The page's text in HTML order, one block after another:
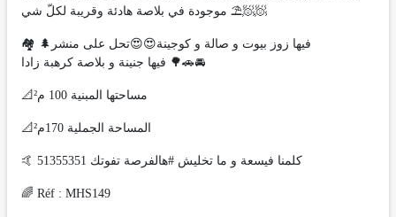
⛱️ موجودة في بلاصة هادئة وقريبة لكلّ شي🧖🧖
🏘 فيها زوز بيوت و صالة و كوجينة😍😍تحل على منشر🌲
🌳 فيها جنينة و بلاصة كرهبة زادا🚗🚘
📐مساحتها المبنية 100 م²
🤙 كلمنا فيسعة و ما تخليش #هالفرصة تفوتك 51355351
🌈 Réf : MHS149